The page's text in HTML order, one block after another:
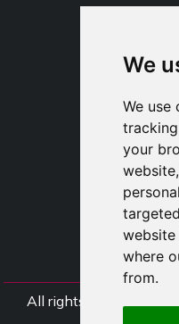
We
We use
your
where
from.
All rights Styliafoe